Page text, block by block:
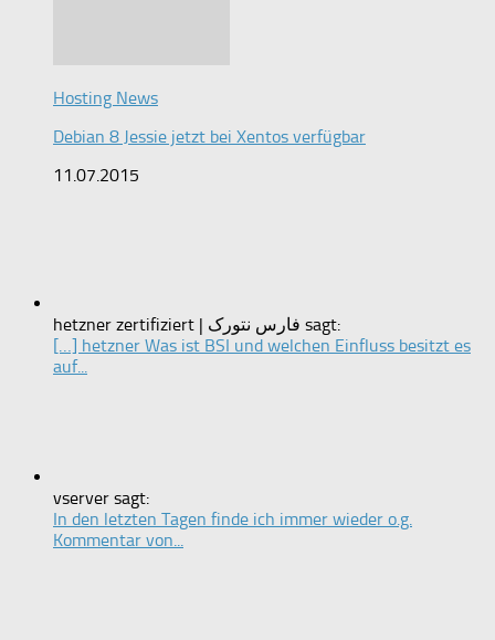
Hosting News
Debian 8 Jessie jetzt bei Xentos verfügbar
11.07.2015
hetzner zertifiziert | فارس نتورک sagt:
[…] hetzner Was ist BSI und welchen Einfluss besitzt es
auf...
vserver sagt:
In den letzten Tagen finde ich immer wieder o.g.
Kommentar von...